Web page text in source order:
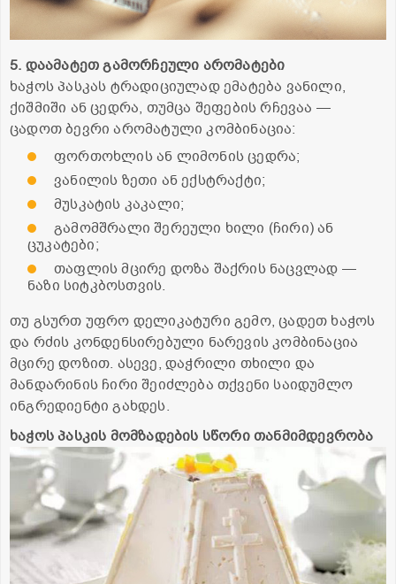
5. დაამატეთ გამორჩეული არომატები
ხაჭოს პასკას ტრადიციულად ემატება ვანილი,
ქიშმიში ან ცედრა, თუმცა შეფების რჩევაა —
ცადოთ ბევრი არომატული კომბინაცია:
ფორთოხლის ან ლიმონის ცედრა;
ვანილის ზეთი ან ექსტრაქტი;
მუსკატის კაკალი;
გამომშრალი შერეული ხილი (ჩირი) ან
ცუკატები;
თაფლის მცირე დოზა შაქრის ნაცვლად —
ნაზი სიტკბოსთვის.
თუ გსურთ უფრო დელიკატური გემო, ცადეთ ხაჭოს
და რძის კონდენსირებული ნარევის კომბინაცია
მცირე დოზით. ასევე, დაჭრილი თხილი და
მანდარინის ჩირი შეიძლება თქვენი საიდუმლო
ინგრედიენტი გახდეს.
ხაჭოს პასკის მომზადების სწორი თანმიმდევრობა